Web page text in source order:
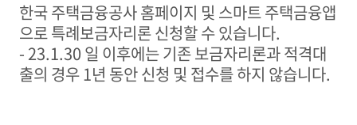
한국 주택금융공사 홈페이지 및 스마트 주택금융앱
으로 특례보금자리론 신청할 수 있습니다.
- 23.1.30 일 이후에는 기존 보금자리론과 적격대
출의 경우1년 동안 신청 및 접수를 하지 않습니다.